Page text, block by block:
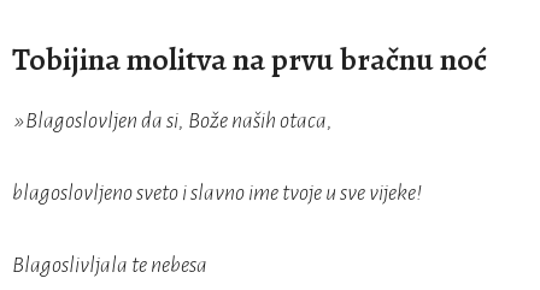
Tobijina molitva na prvu bračnu noć
»Blagoslovljen da si, Bože naših otaca,
blagoslovljeno sveto i slavno ime tvoje u sve vijeke!
Blagoslivljala te nebesa